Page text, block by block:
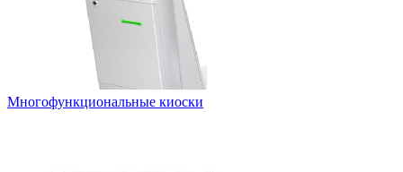
Многофункциональные киоски